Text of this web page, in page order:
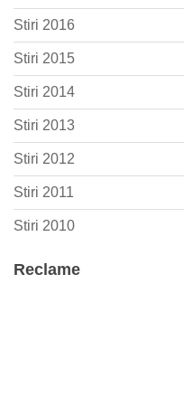
Stiri 2016
Stiri 2015
Stiri 2014
Stiri 2013
Stiri 2012
Stiri 2011
Stiri 2010
Reclame